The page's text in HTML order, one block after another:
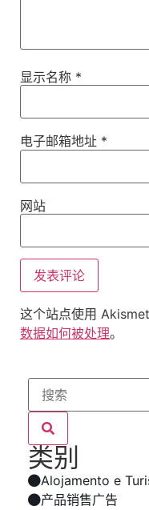
显示名称 *
电子邮箱地址 *
网站
这个站点使用 Akismet
数据如何被处理。
类别
Alojamento e
产品销售广告